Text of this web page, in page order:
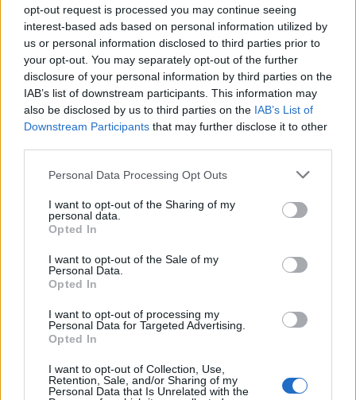
opt-out request is processed you may continue seeing
interest-based ads based on personal information utilized by
us or personal information disclosed to third parties prior to
your opt-out. You may separately opt-out of the further
disclosure of your personal information by third parties on the
IAB’s list of downstream participants. This information may
also be disclosed by us to third parties on the IAB’s List of
Downstream Participants that may further disclose it to other
Please note that this website/app uses one or more Google
not limited to your visit or usage behaviour. You may click to
grant or deny consent to Google and its third-party tags to
use your data for below specified purposes in below Google
consent section.
Personal Data Processing Opt Outs
I want to opt-out of the Sharing of my
personal data.
Opted In
I want to opt-out of the Sale of my
Personal Data.
Opted In
I want to opt-out of processing my
Personal Data for Targeted Advertising.
Opted In
I want to opt-out of Collection, Use,
Retention, Sale, and/or Sharing of my
Personal Data that Is Unrelated with the
Nézd meg!A 10 legédesebb anya-lány Instagram
poszt
...megengedi, hogy sokáig fennmaradjon, és
megnézze apukája kocnertjét: